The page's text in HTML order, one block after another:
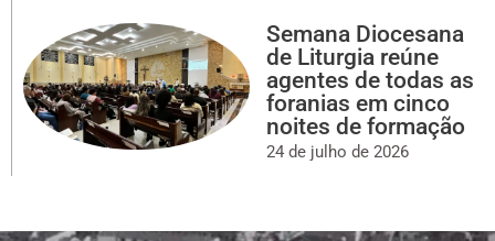
Semana Diocesana
de Liturgia reúne
agentes de todas as
foranias em cinco
noites de formação
24 de julho de 2026